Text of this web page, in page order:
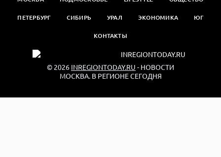
ПЕТЕРБУРГ СИБИРЬ УРАЛ ЭКОНОМИКА ЮГ
КОНТАКТЫ
© 2026 INREGIONTODAY.RU - НОВОСТИ
МОСКВА. В РЕГИОНЕ СЕГОДНЯ